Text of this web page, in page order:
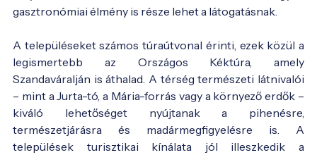
gasztronómiai élmény is része lehet a látogatásnak.
A településeket számos túraútvonal érinti, ezek közül a
legismertebb az Országos Kéktúra, amely
Szandaváralján is áthalad. A térség természeti látnivalói
– mint a Jurta-tó, a Mária-forrás vagy a környező erdők –
kiváló lehetőséget nyújtanak a pihenésre,
természetjárásra és madármegfigyelésre is. A
települések turisztikai kínálata jól illeszkedik a